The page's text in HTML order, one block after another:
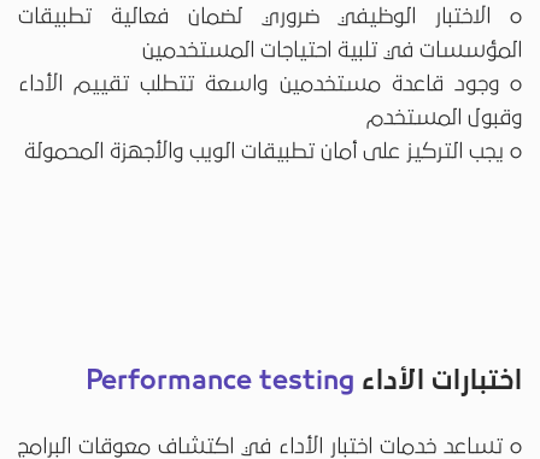
o الاختبار الوظيفي ضروري لضمان فعالية تطبيقات
المؤسسات في تلبية احتياجات المستخدمين
o وجود قاعدة مستخدمين واسعة تتطلب تقييم الأداء
وقبول المستخدم
o يجب التركيز على أمان تطبيقات الويب والأجهزة المحمولة
اختبارات الأداء Performance testing
o تساعد خدمات اختبار الأداء في اكتشاف معوقات البرامج